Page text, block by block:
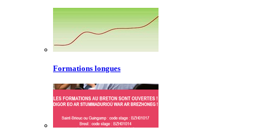
Formations longues